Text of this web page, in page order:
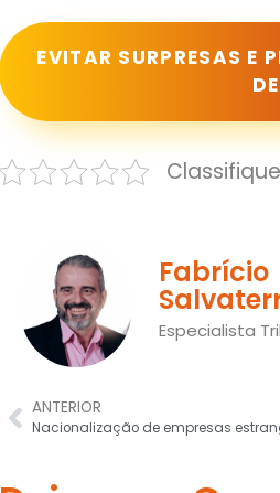
EVITAR SURPRESAS E
Fabrício
Especialista
ANTERIOR